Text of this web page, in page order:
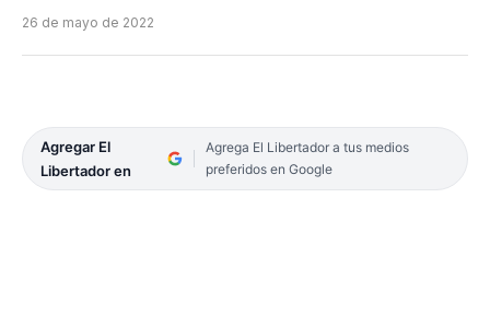
26 de mayo de 2022
Agregar El
Libertador en
Agrega El Libertador a tus medios
preferidos en Google